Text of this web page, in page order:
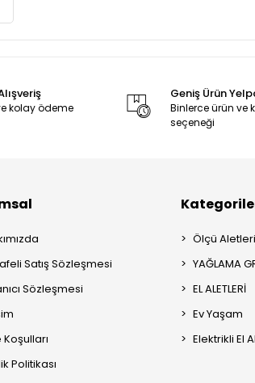
kolay ödeme
Geniş Ürün
Binlerce ürün ve
seçeneği
Satış Sözleşmesi
Sözleşmesi
Politikası
Ölçü Aletleri
YAĞLAMA
EL ALETLERİ
Ev Yaşam
Elektrikli El